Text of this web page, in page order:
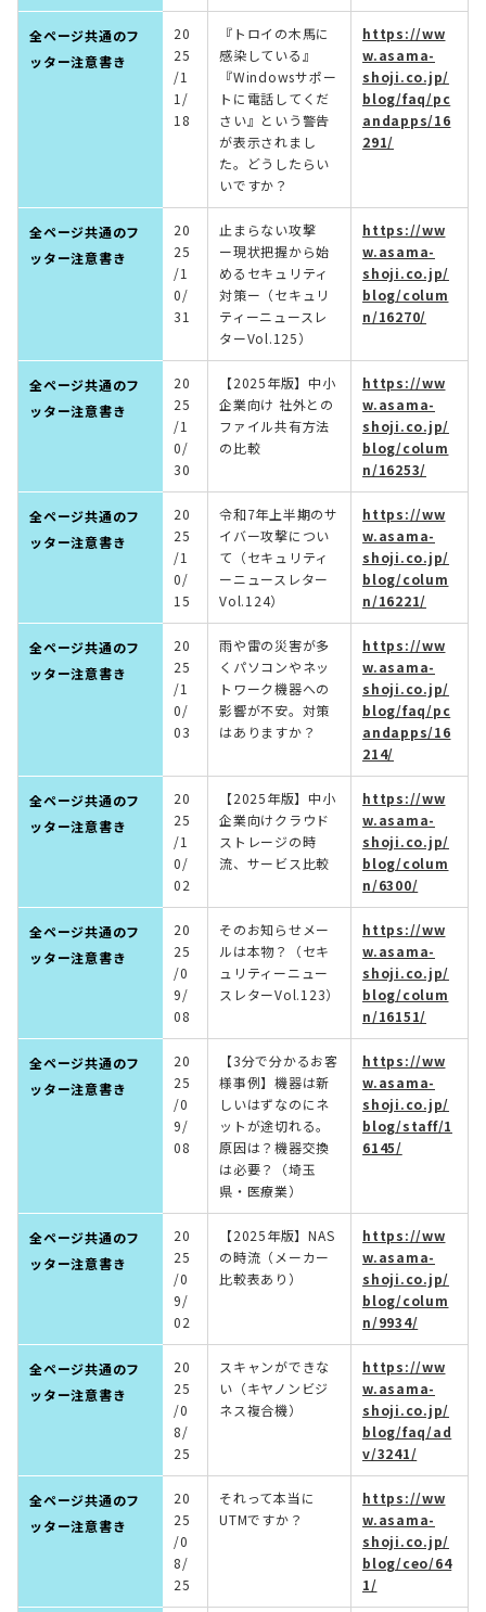
全ページ共通のフ
ッター注意書き
20
25
/1
1/
18
『トロイの木馬に
感染している』
『Windowsサポー
トに電話してくだ
さい』という警告
が表示されまし
た。どうしたらい
いですか？
https://ww
w.asama-
shoji.co.jp/
blog/faq/pc
andapps/16
291/
全ページ共通のフ
ッター注意書き
20
25
/1
0/
31
止まらない攻撃
ー現状把握から始
めるセキュリティ
対策ー（セキュリ
ティーニュースレ
ターVol.125）
https://ww
w.asama-
shoji.co.jp/
blog/colum
n/16270/
全ページ共通のフ
ッター注意書き
20
25
/1
0/
30
【2025年版】中小
企業向け 社外との
ファイル共有方法
の比較
https://ww
w.asama-
shoji.co.jp/
blog/colum
n/16253/
全ページ共通のフ
ッター注意書き
20
25
/1
0/
15
令和7年上半期のサ
イバー攻撃につい
て（セキュリティ
ーニュースレター
Vol.124）
https://ww
w.asama-
shoji.co.jp/
blog/colum
n/16221/
全ページ共通のフ
ッター注意書き
20
25
/1
0/
03
雨や雷の災害が多
くパソコンやネッ
トワーク機器への
影響が不安。対策
はありますか？
https://ww
w.asama-
shoji.co.jp/
blog/faq/pc
andapps/16
214/
全ページ共通のフ
ッター注意書き
20
25
/1
0/
02
【2025年版】中小
企業向けクラウド
ストレージの時
流、サービス比較
https://ww
w.asama-
shoji.co.jp/
blog/colum
n/6300/
全ページ共通のフ
ッター注意書き
20
25
/0
9/
08
そのお知らせメー
ルは本物？（セキ
ュリティーニュー
スレターVol.123）
https://ww
w.asama-
shoji.co.jp/
blog/colum
n/16151/
全ページ共通のフ
ッター注意書き
20
25
/0
9/
08
【3分で分かるお客
様事例】機器は新
しいはずなのにネ
ットが途切れる。
原因は？機器交換
は必要？（埼玉
県・医療業）
https://ww
w.asama-
shoji.co.jp/
blog/staff/1
6145/
全ページ共通のフ
ッター注意書き
20
25
/0
9/
02
【2025年版】NAS
の時流（メーカー
比較表あり）
https://ww
w.asama-
shoji.co.jp/
blog/colum
n/9934/
全ページ共通のフ
ッター注意書き
20
25
/0
8/
25
スキャンができな
い（キヤノンビジ
ネス複合機）
https://ww
w.asama-
shoji.co.jp/
blog/faq/ad
v/3241/
全ページ共通のフ
ッター注意書き
20
25
/0
8/
25
それって本当に
UTMですか？
https://ww
w.asama-
shoji.co.jp/
blog/ceo/64
1/